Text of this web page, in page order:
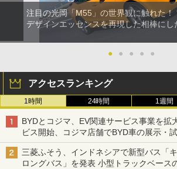
注目の光岡「M55」の世界観に触れた！
デザインエッセンスを再現した相棒にし
● ● ● ● ●
アクセスランキング
1時間 24時間 1週間
BYDとコジマ、EV関連サービス事業を拡
ビス開始、コジマ店舗でBYD車の展示・
三菱ふそう、インドネシアで新型バス「
ロングバス」を発表 小型トラックベース